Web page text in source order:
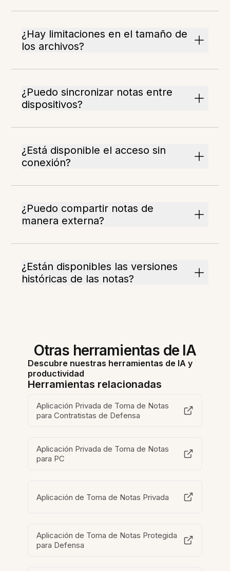
¿Hay limitaciones en el tamaño de
los archivos?
¿Puedo sincronizar notas entre
dispositivos?
¿Está disponible el acceso sin
conexión?
¿Puedo compartir notas de
manera externa?
¿Están disponibles las versiones
históricas de las notas?
Otras herramientas de IA
Descubre nuestras herramientas de IA y
productividad
Herramientas relacionadas
Aplicación Privada de Toma de Notas
para Contratistas de Defensa
Aplicación Privada de Toma de Notas
para PC
Aplicación de Toma de Notas Privada
Aplicación de Toma de Notas Protegida
para Defensa